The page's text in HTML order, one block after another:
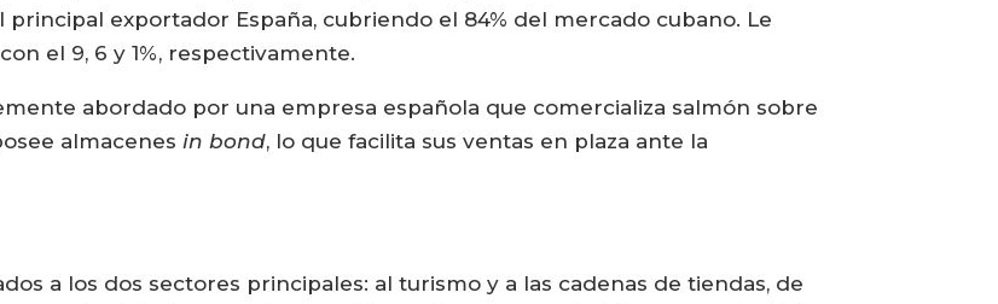
exportador España, cubriendo el 84% del mercado cubano. Le
el 9, 6 y 1%, respectivamente.
abordado por una empresa española que comercializa salmón sobre
almacenesin bond, lo que facilita sus ventas en plaza ante la
a los dos sectores principales: al turismo y a las cadenas de tiendas, de